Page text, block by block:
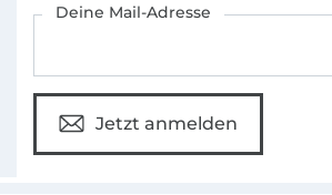
Deine Mail-Adresse
Jetzt anmelden